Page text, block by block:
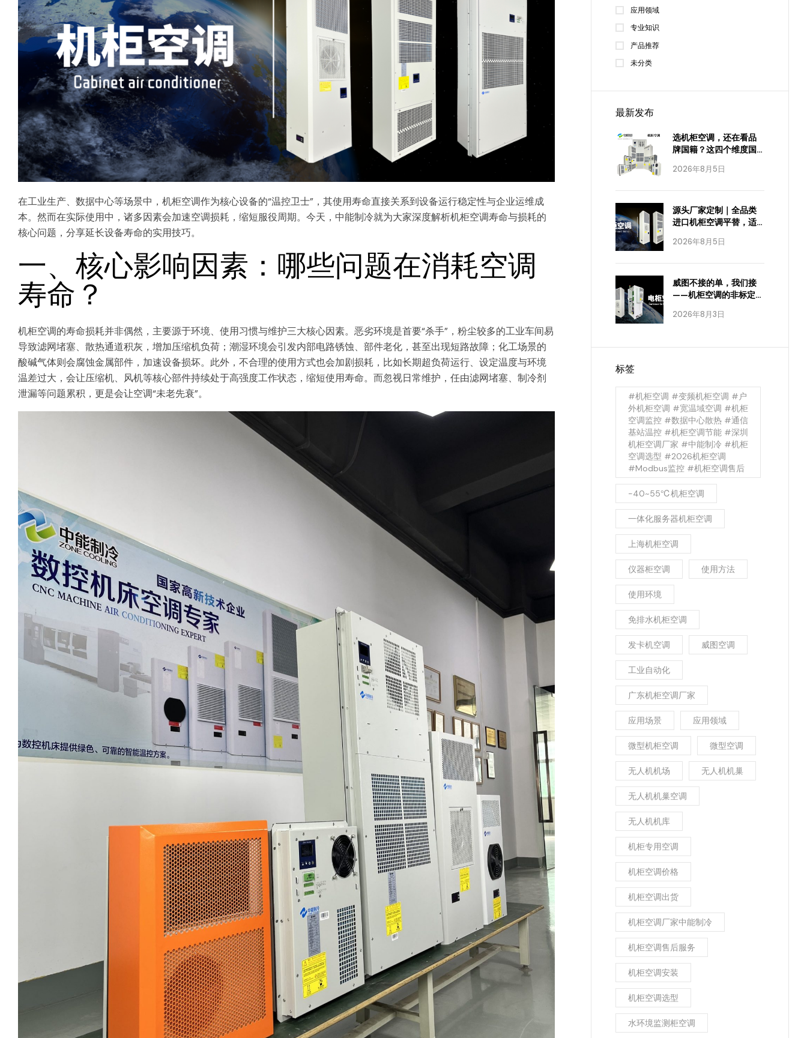
在工业生产、数据中心等场景中，机柜空调作为核心设备的“温控卫士”，其使用寿命直接关系到设备运行稳定性与企业运维成
本。然而在实际使用中，诸多因素会加速空调损耗，缩短服役周期。今天，中能制冷就为大家深度解析机柜空调寿命与损耗的
核心问题，分享延长设备寿命的实用技巧。
一、核心影响因素：哪些问题在消耗空调
寿命？
机柜空调的寿命损耗并非偶然，主要源于环境、使用习惯与维护三大核心因素。恶劣环境是首要“杀手”，粉尘较多的工业车间易
导致滤网堵塞、散热通道积灰，增加压缩机负荷；潮湿环境会引发内部电路锈蚀、部件老化，甚至出现短路故障；化工场景的
酸碱气体则会腐蚀金属部件，加速设备损坏。此外，不合理的使用方式也会加剧损耗，比如长期超负荷运行、设定温度与环境
温差过大，会让压缩机、风机等核心部件持续处于高强度工作状态，缩短使用寿命。而忽视日常维护，任由滤网堵塞、制冷剂
泄漏等问题累积，更是会让空调“未老先衰”。
应用领域
专业知识
产品推荐
未分类
最新发布
2026年8月5日
选机柜空调，还在看品
牌国籍？这四个维度国
2026年8月5日
源头厂家定制｜全品类
进口机柜空调平替，适
2026年8月3日
威图不接的单，我们接
——机柜空调的非标定
不到
标签
#机柜空调 #变频机柜空调 #户
外机柜空调 #宽温域空调 #机柜
空调监控 #数据中心散热 #通信
基站温控 #机柜空调节能 #深圳
机柜空调厂家 #中能制冷 #机柜
空调选型 #2026机柜空调
#Modbus监控 #机柜空调售后
-40~55℃机柜空调
一体化服务器机柜空调
上海机柜空调
仪器柜空调 使用方法
使用环境
免排水机柜空调
发卡机空调 威图空调
工业自动化
广东机柜空调厂家
应用场景 应用领域
微型机柜空调 微型空调
无人机机场 无人机机巢
无人机机巢空调
无人机机库
机柜专用空调
机柜空调价格
机柜空调出货
机柜空调厂家中能制冷
机柜空调售后服务
机柜空调安装
机柜空调选型
水环境监测柜空调